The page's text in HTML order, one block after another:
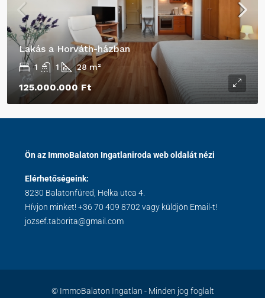
Lakás a Horváth-házban
1 1 28 m²
125.000.000 Ft
Ön az ImmoBalaton Ingatlaniroda web oldalát nézi
Elérhetőségeink:
8230 Balatonfüred, Helka utca 4.
Hívjon minket! +36 70 409 8702 vagy küldjön Email-t!
jozsef.taborita@gmail.com
© ImmoBalaton Ingatlan - Minden jog foglalt